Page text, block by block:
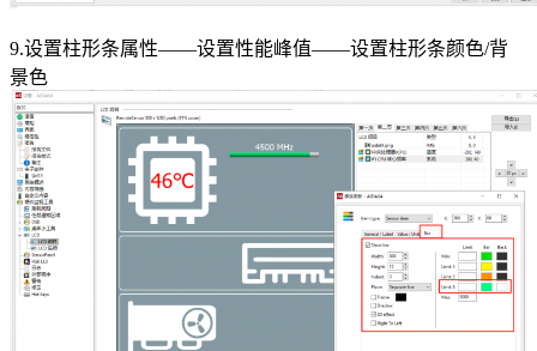
9.设置柱形条属性——设置性能峰值——设置柱形条颜色/背
景色